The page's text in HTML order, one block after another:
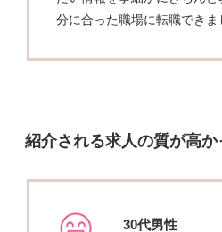
分に合った職場に転職できま
紹介される求人の質が高か
30代男性